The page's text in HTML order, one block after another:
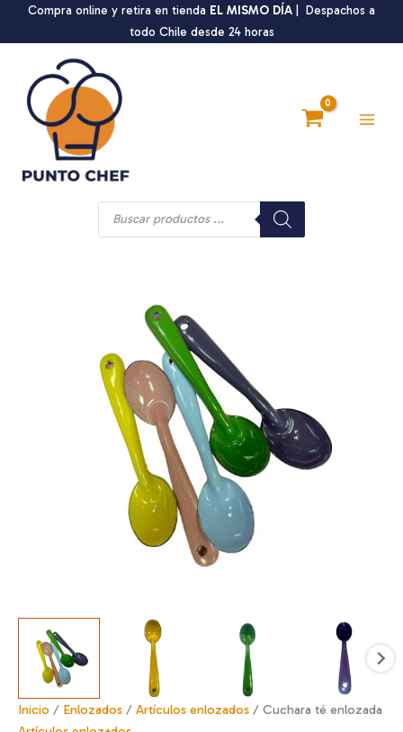
Compra online y retira en tienda EL MISMO DÍA | Despachos a
todo Chile desde 24 horas
Búsqueda
Inicio / Enlozados / Artículos enlozados / Cuchara té enlozada